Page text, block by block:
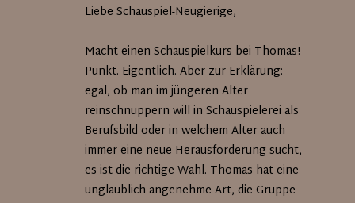
Liebe Schauspiel-Neugierige,
Macht einen Schauspielkurs bei Thomas!
Punkt. Eigentlich. Aber zur Erklärung:
egal, ob man im jüngeren Alter
reinschnuppern will in Schauspielerei als
Berufsbild oder in welchem Alter auch
immer eine neue Herausforderung sucht,
es ist die richtige Wahl. Thomas hat eine
unglaublich angenehme Art, die Gruppe